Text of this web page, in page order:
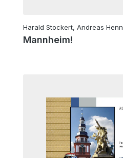
Harald Stockert, Andreas Henn
Mannheim!